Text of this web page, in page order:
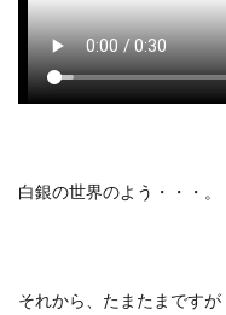
白銀の世界のよう・・・。
それから、たまたまです